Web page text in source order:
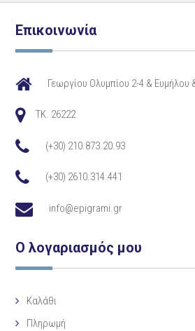
Επικοινωνία
Γεωργίου Ολυμπίου 2-4 &
TK. 26222
(+30) 210.873.20.93
(+30) 2610.314.441
info@epigrami.gr
Ο λογαριασμός μου
Καλάθι
Πληρωμή